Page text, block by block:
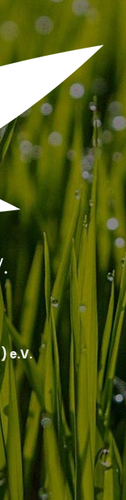
e.V.